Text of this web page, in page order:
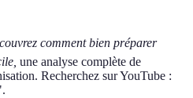
comment bien préparer
une analyse complète de
Recherchez sur YouTube :